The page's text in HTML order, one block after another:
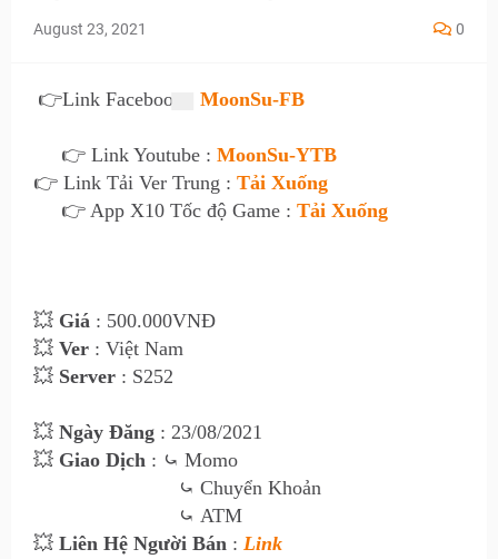
August 23, 2021 0
👉Link Facebook : MoonSu-FB
👉 Link Youtube : MoonSu-YTB
👉 Link Tải Ver Trung : Tải Xuống
👉 App X10 Tốc độ Game : Tải Xuống
💥 Giá : 500.000VNĐ
💥 Ver : Việt Nam
💥 Server : S252
💥 Ngày Đăng : 23/08/2021
💥 Giao Dịch : ⤿ Momo
⤿ Chuyển Khoản
⤿ ATM
💥 Liên Hệ Người Bán : Link